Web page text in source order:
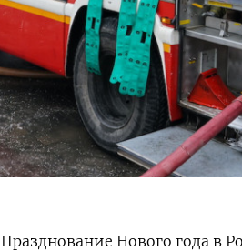
Празднование Нового года в